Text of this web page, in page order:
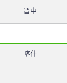
晋中
喀什